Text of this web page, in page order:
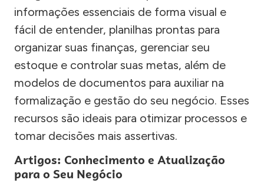
informações essenciais de forma visual e
fácil de entender, planilhas prontas para
organizar suas finanças, gerenciar seu
estoque e controlar suas metas, além de
modelos de documentos para auxiliar na
formalização e gestão do seu negócio. Esses
recursos são ideais para otimizar processos e
tomar decisões mais assertivas.
Artigos: Conhecimento e Atualização
para o Seu Negócio